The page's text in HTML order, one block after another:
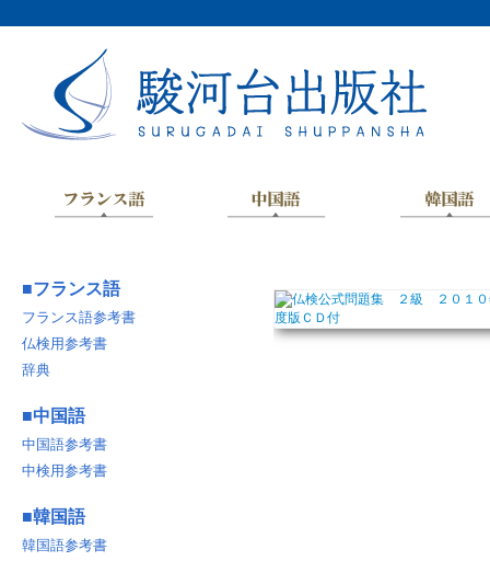
■フランス語
フランス語参考書
仏検用参考書
辞典
■中国語
中国語参考書
中検用参考書
■韓国語
韓国語参考書